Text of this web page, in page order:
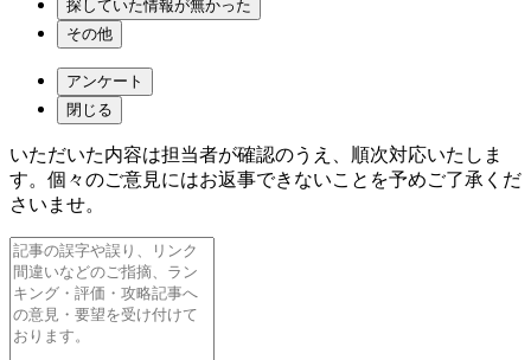
探していた情報が無かった
その他
アンケート
閉じる
いただいた内容は担当者が確認のうえ、順次対応いたしま
す。個々のご意見にはお返事できないことを予めご了承くだ
さいませ。